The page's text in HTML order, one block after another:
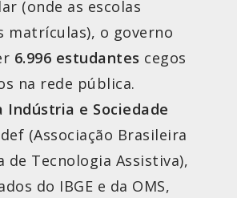
(onde as escolas
matrículas), o governo
6.996 estudantes cegos
na rede pública.
Indústria e Sociedade
(Associação Brasileira
de Tecnologia Assistiva),
do IBGE e da OMS,